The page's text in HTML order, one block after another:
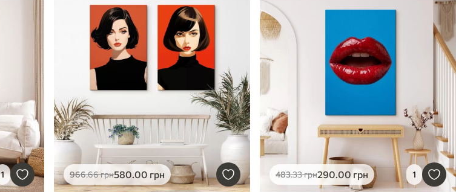
1 966.66грн580.00 грн 483.33грн290.00 грн 1